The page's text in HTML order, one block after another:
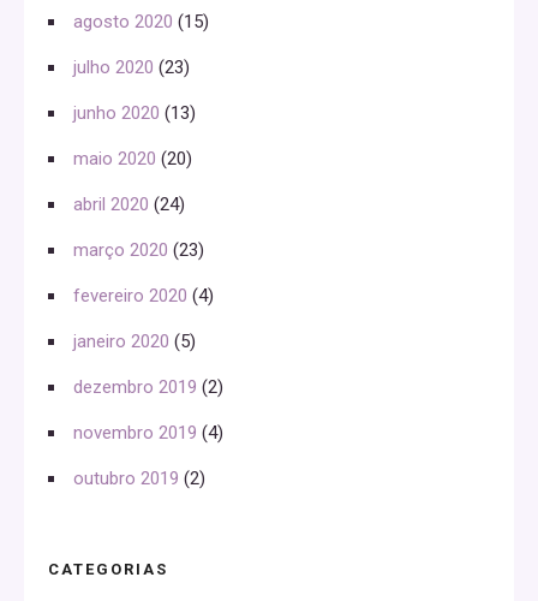
agosto 2020 (15)
julho 2020 (23)
junho 2020 (13)
maio 2020 (20)
abril 2020 (24)
março 2020 (23)
fevereiro 2020 (4)
janeiro 2020 (5)
dezembro 2019 (2)
novembro 2019 (4)
outubro 2019 (2)
CATEGORIAS